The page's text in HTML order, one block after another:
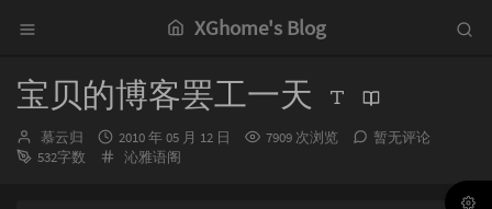
XGhome's Blog
宝贝的博客罢工一天
博
主：
慕云归
发
布
2010 年 05 月 12 日 7909 次浏览
暂无评论
532字数
分
沁雅语阁